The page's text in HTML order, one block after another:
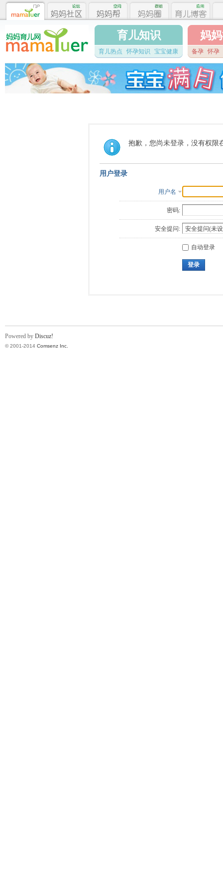
育儿知识
育儿热点 怀孕知识 宝宝健康
妈
备孕 怀孕
抱歉，您尚未登录，没有权限
用户登录
用户名
密码:
安全提问:
自动登录
登录
Powered by Discuz!
© 2001-2014 Comsenz Inc.